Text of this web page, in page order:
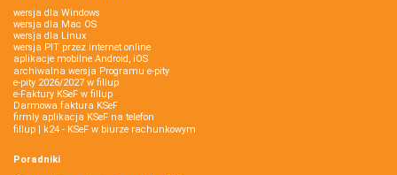
wersja dla Windows
wersja dla Mac OS
wersja dla Linux
wersja PIT przez internet online
aplikacje mobilne Android, iOS
archiwalna wersja Programu e-pity
e-pity 2026/2027 w fillup
e‑Faktury KSeF w fillup
Darmowa faktura KSeF
firmly aplikacja KSeF na telefon
fillup | k24 - KSeF w biurze rachunkowym
Poradniki